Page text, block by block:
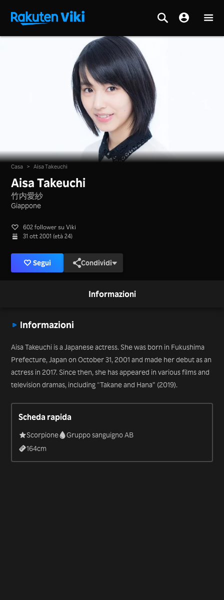
Casa > Aisa Takeuchi
Aisa Takeuchi
竹内愛紗
Giappone
602 follower su Viki
31 ott 2001 (età 24)
Segui Condividi
Informazioni
Informazioni
Aisa Takeuchi is a Japanese actress. She was born in Fukushima
Prefecture, Japan on October 31, 2001 and made her debut as an
actress in 2017. Since then, she has appeared in various films and
television dramas, including “Takane and Hana” (2019).
Scheda rapida
Scorpione
Gruppo sanguigno AB
164cm